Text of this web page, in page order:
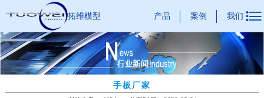
拓维模型 产品 案例 我们 
手板厂家